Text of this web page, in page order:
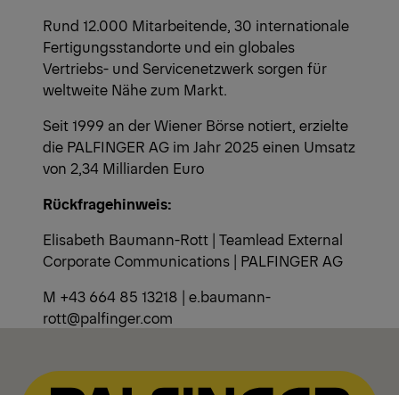
Rund 12.000 Mitarbeitende, 30 internationale
Fertigungsstandorte und ein globales
Vertriebs- und Servicenetzwerk sorgen für
weltweite Nähe zum Markt.
Seit 1999 an der Wiener Börse notiert, erzielte
die PALFINGER AG im Jahr 2025 einen Umsatz
von 2,34 Milliarden Euro
Rückfragehinweis:
Elisabeth Baumann-Rott | Teamlead External
Corporate Communications | PALFINGER AG
M +43 664 85 13218 | e.baumann-
rott@palfinger.com